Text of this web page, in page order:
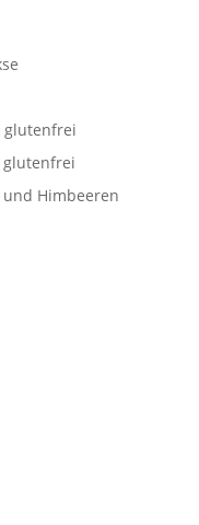
glutenfrei
glutenfrei
Himbeeren